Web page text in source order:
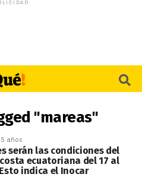
"mareas"
años
serán las condiciones del
ecuatoriana del 17 al
indica el Inocar